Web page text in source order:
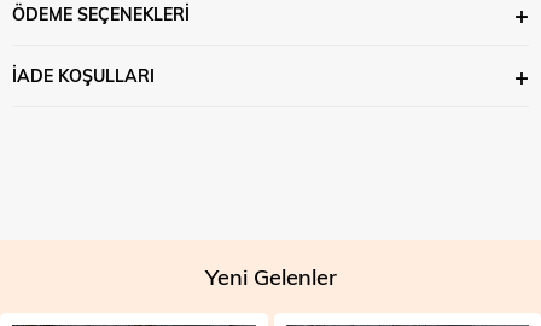
ÖDEME SEÇENEKLERI
İADE KOŞULLARI
Yeni Gelenler